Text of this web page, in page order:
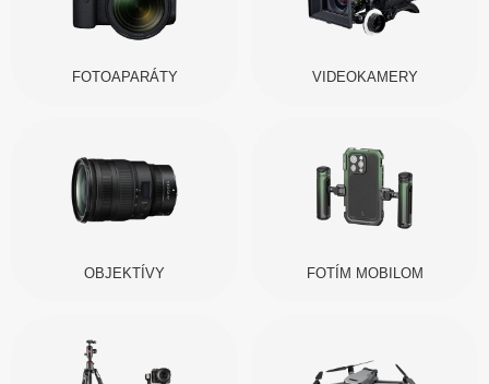
FOTOAPARÁTY VIDEOKAMERY
OBJEKTÍVY FOTÍM MOBILOM